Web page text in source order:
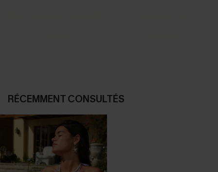
RÉCEMMENT CONSULTÉS